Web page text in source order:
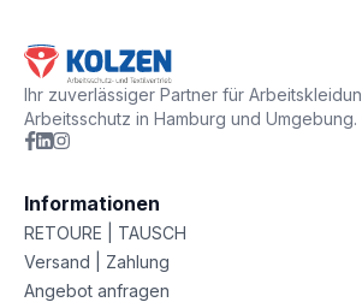
Ihr zuverlässiger Partner für
Arbeitsschutz in Hamburg und Umgebung.
Informationen
RETOURE | TAUSCH
Versand | Zahlung
Angebot anfragen